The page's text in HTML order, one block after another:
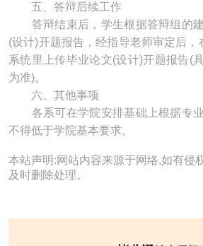
五、答辩后续工作
答辩结束后，学生根据答辩组的建
(设计)开题报告，经指导老师审定后，
系统里上传毕业论文(设计)开题报告(
为准)。
六、其他事项
各系可在学院安排基础上根据专业
不得低于学院基本要求。
本站声明:网站内容来源于网络,如有侵
及时删除处理。